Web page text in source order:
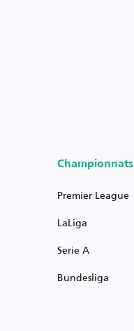
Championnats
Premier League
LaLiga
Serie A
Bundesliga